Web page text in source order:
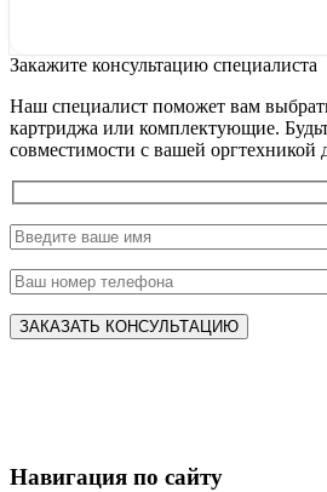
Закажите консультацию специалиста
Наш специалист поможет вам
картриджа или комплектующие.
совместимости с вашей оргтехникой
Навигация по сайту